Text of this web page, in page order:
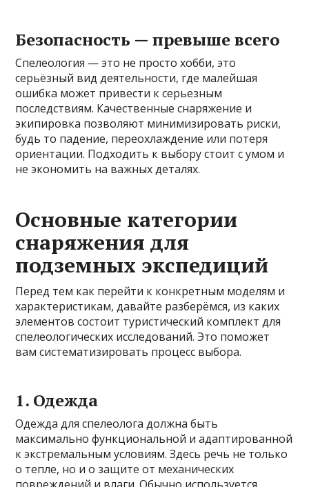
Безопасность — превыше всего
Спелеология — это не просто хобби, это
серьёзный вид деятельности, где малейшая
ошибка может привести к серьезным
последствиям. Качественные снаряжение и
экипировка позволяют минимизировать риски,
будь то падение, переохлаждение или потеря
ориентации. Подходить к выбору стоит с умом и
не экономить на важных деталях.
Основные категории
снаряжения для
подземных экспедиций
Перед тем как перейти к конкретным моделям и
характеристикам, давайте разберёмся, из каких
элементов состоит туристический комплект для
спелеологических исследований. Это поможет
вам систематизировать процесс выбора.
1. Одежда
Одежда для спелеолога должна быть
максимально функциональной и адаптированной
к экстремальным условиям. Здесь речь не только
о тепле, но и о защите от механических